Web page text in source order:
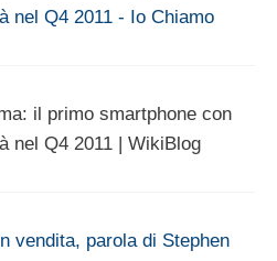
nel Q4 2011 - Io Chiamo
il primo smartphone con
nel Q4 2011 | WikiBlog
vendita, parola di Stephen